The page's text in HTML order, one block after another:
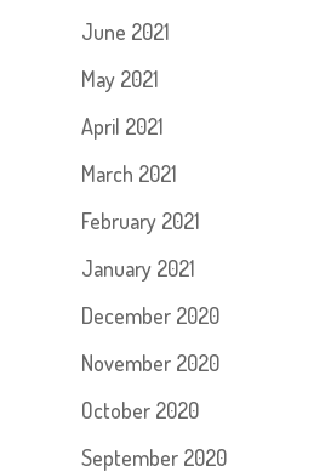
June 2021
May 2021
April 2021
March 2021
February 2021
January 2021
December 2020
November 2020
October 2020
September 2020